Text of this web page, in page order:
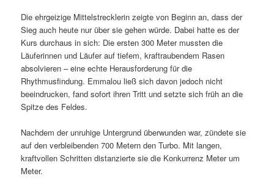
Die ehrgeizige Mittelstrecklerin zeigte von Beginn an, dass der
Sieg auch heute nur über sie gehen würde. Dabei hatte es der
Kurs durchaus in sich: Die ersten 300 Meter mussten die
Läuferinnen und Läufer auf tiefem, kraftraubendem Rasen
absolvieren – eine echte Herausforderung für die
Rhythmusfindung. Emmalou ließ sich davon jedoch nicht
beeindrucken, fand sofort ihren Tritt und setzte sich früh an die
Spitze des Feldes.
Nachdem der unruhige Untergrund überwunden war, zündete sie
auf den verbleibenden 700 Metern den Turbo. Mit langen,
kraftvollen Schritten distanzierte sie die Konkurrenz Meter um
Meter.